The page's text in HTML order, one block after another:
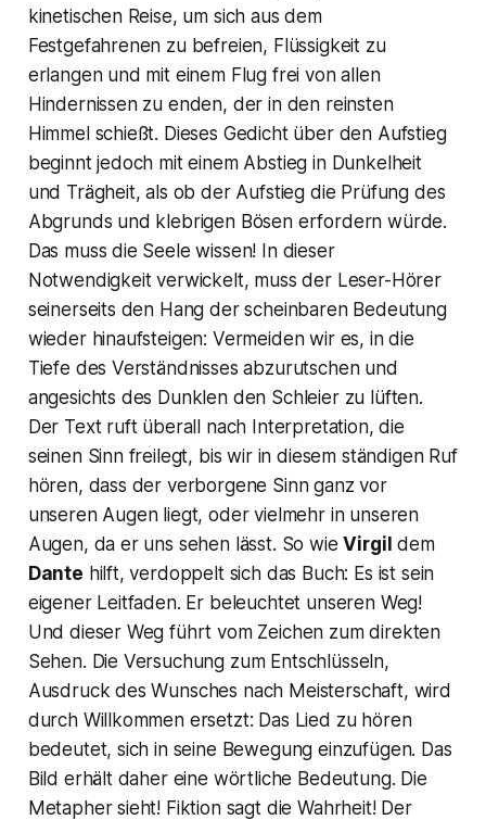
kinetischen Reise, um sich aus dem
Festgefahrenen zu befreien, Flüssigkeit zu
erlangen und mit einem Flug frei von allen
Hindernissen zu enden, der in den reinsten
Himmel schießt. Dieses Gedicht über den Aufstieg
beginnt jedoch mit einem Abstieg in Dunkelheit
und Trägheit, als ob der Aufstieg die Prüfung des
Abgrunds und klebrigen Bösen erfordern würde.
Das muss die Seele wissen! In dieser
Notwendigkeit verwickelt, muss der Leser-Hörer
seinerseits den Hang der scheinbaren Bedeutung
wieder hinaufsteigen: Vermeiden wir es, in die
Tiefe des Verständnisses abzurutschen und
angesichts des Dunklen den Schleier zu lüften.
Der Text ruft überall nach Interpretation, die
seinen Sinn freilegt, bis wir in diesem ständigen Ruf
hören, dass der verborgene Sinn ganz vor
unseren Augen liegt, oder vielmehr in unseren
Augen, da er uns sehen lässt. So wieVirgil dem
Dante hilft, verdoppelt sich das Buch: Es ist sein
eigener Leitfaden. Er beleuchtet unseren Weg!
Und dieser Weg führt vom Zeichen zum direkten
Sehen. Die Versuchung zum Entschlüsseln,
Ausdruck des Wunsches nach Meisterschaft, wird
durch Willkommen ersetzt: Das Lied zu hören
bedeutet, sich in seine Bewegung einzufügen. Das
Bild erhält daher eine wörtliche Bedeutung. Die
Metapher sieht! Fiktion sagt die Wahrheit! Der